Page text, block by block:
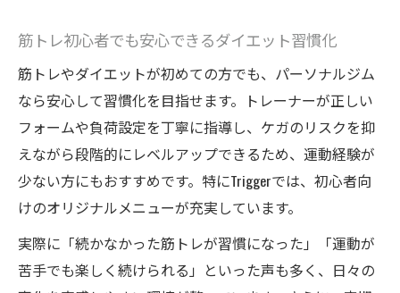
現
自炊や外食でも続くダイエット習慣のポイ
ント
筋トレ成果を高める食事管理の実践例
筋トレ初心者でも安心できるダイエット習慣化
筋トレやダイエットが初めての方でも、パーソナルジム
なら安心して習慣化を目指せます。トレーナーが正しい
フォームや負荷設定を丁寧に指導し、ケガのリスクを抑
えながら段階的にレベルアップできるため、運動経験が
少ない方にもおすすめです。特にTriggerでは、初心者向
けのオリジナルメニューが充実しています。
実際に「続かなかった筋トレが習慣になった」「運動が
苦手でも楽しく続けられる」といった声も多く、日々の